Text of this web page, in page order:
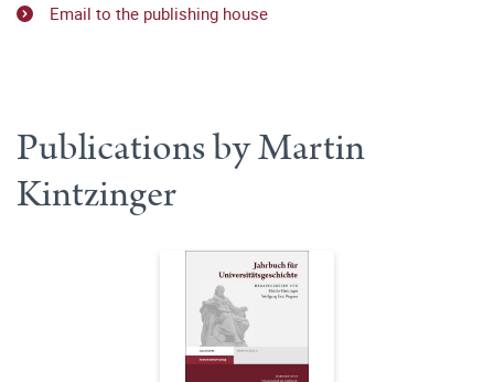
Email to the publishing house
Publications by Martin
Kintzinger